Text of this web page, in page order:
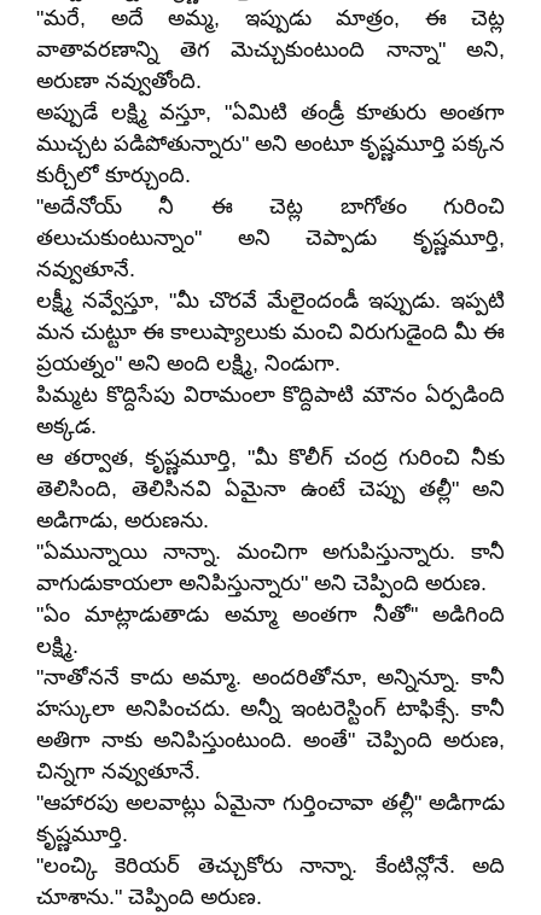
"మరే, అదే అమ్మ, ఇప్పుడు మాత్రం, ఈ చెట్ల
వాతావరణాన్ని తెగ మెచ్చుకుంటుంది నాన్నా" అని,
అరుణా నవ్వుతోంది.
అప్పుడే లక్ష్మి వస్తూ, "ఏమిటి తండ్రీ కూతురు అంతగా
ముచ్చట పడిపోతున్నారు" అని అంటూ కృష్ణమూర్తి పక్కన
కుర్చీలో కూర్చుంది.
"అదేనోయ్ నీ ఈ చెట్ల బాగోతం గురించి
తలుచుకుంటున్నాం" అని చెప్పాడు కృష్ణమూర్తి,
నవ్వుతూనే.
లక్ష్మీ నవ్వేస్తూ, "మీ చొరవే మేలైందండీ ఇప్పుడు. ఇప్పటి
మన చుట్టూ ఈ కాలుష్యాలుకు మంచి విరుగుడైంది మీ ఈ
ప్రయత్నం" అని అంది లక్ష్మి, నిండుగా.
పిమ్మట కొద్దిసేపు విరామంలా కొద్దిపాటి మౌనం ఏర్పడింది
అక్కడ.
ఆ తర్వాత, కృష్ణమూర్తి, "మీ కొలీగ్ చంద్ర గురించి నీకు
తెలిసింది, తెలిసినవి ఏమైనా ఉంటే చెప్పు తల్లీ" అని
అడిగాడు, అరుణను.
"ఏమున్నాయి నాన్నా. మంచిగా అగుపిస్తున్నారు. కానీ
వాగుడుకాయలా అనిపిస్తున్నారు" అని చెప్పింది అరుణ.
"ఏం మాట్లాడుతాడు అమ్మా అంతగా నీతో" అడిగింది
లక్ష్మి.
"నాతోననే కాదు అమ్మా. అందరితోనూ, అన్నిన్నూ. కానీ
హస్కులా అనిపించదు. అన్నీ ఇంటరెస్టింగ్ టాఫిక్సే. కానీ
అతిగా నాకు అనిపిస్తుంటుంది. అంతే" చెప్పింది అరుణ,
చిన్నగా నవ్వుతూనే.
"ఆహారపు అలవాట్లు ఏమైనా గుర్తించావా తల్లీ" అడిగాడు
కృష్ణమూర్తి.
"లంచ్కి కెరియర్ తెచ్చుకోరు నాన్నా. కేంటిన్లోనే. అది
చూశాను." చెప్పింది అరుణ.